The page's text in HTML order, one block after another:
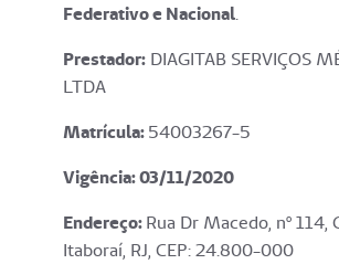
Federativo e Nacional.
Prestador: DIAGITAB SERVIÇOS
LTDA
Matrícula:54003267-5
Vigência: 03/11/2020
Endereço:Rua Dr Macedo, nº 114,
Itaboraí, RJ, CEP: 24.800-000